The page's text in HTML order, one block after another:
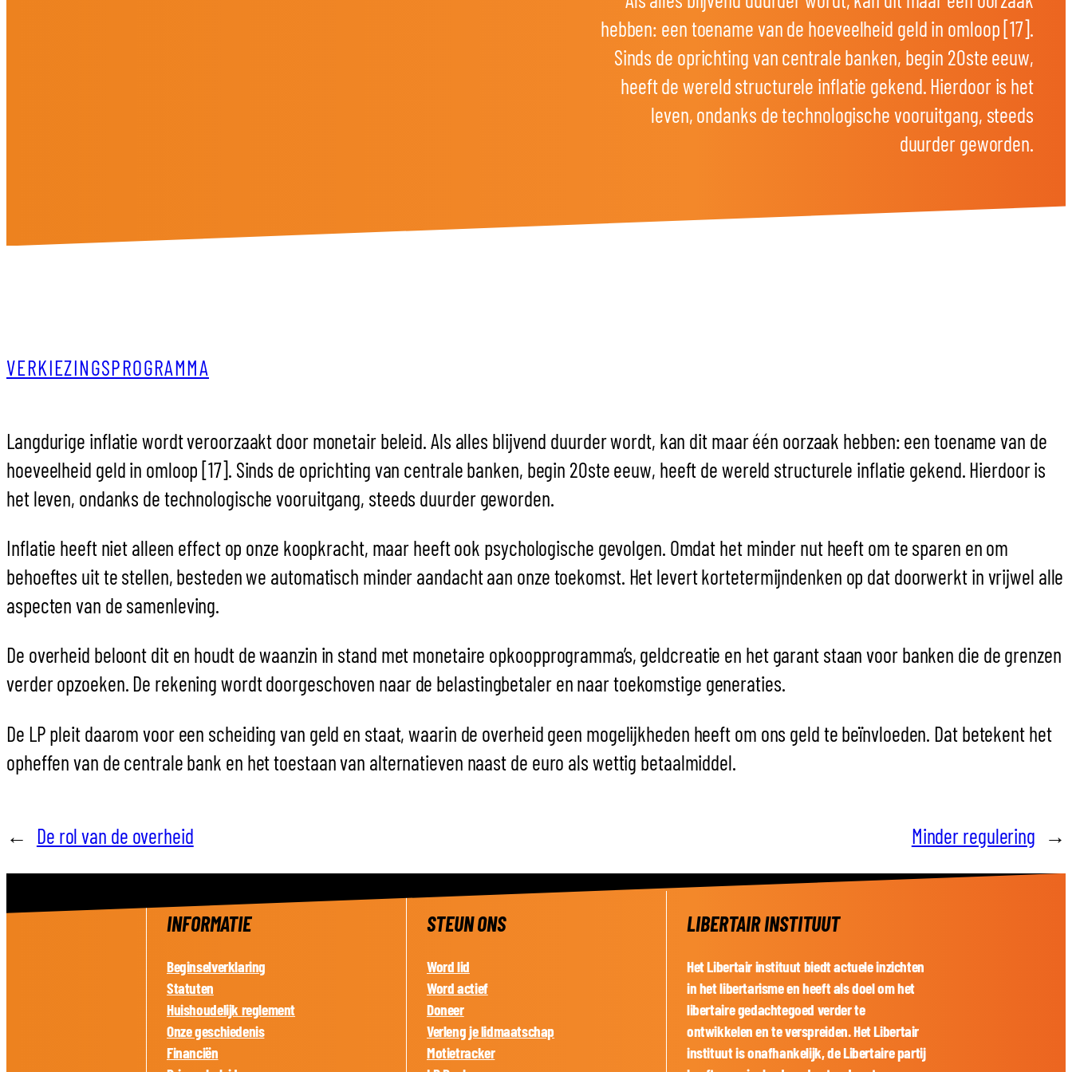
hebben: een toename van de hoeveelheid geld in omloop [17].
Sinds de oprichting van centrale banken, begin 20ste eeuw,
heeft de wereld structurele inflatie gekend. Hierdoor is het
leven, ondanks de technologische vooruitgang, steeds
duurder geworden.
VERKIEZINGSPROGRAMMA
Langdurige inflatie wordt veroorzaakt door monetair beleid. Als alles blijvend duurder wordt, kan dit maar één oorzaak hebben: een toename van de
hoeveelheid geld in omloop [17]. Sinds de oprichting van centrale banken, begin 20ste eeuw, heeft de wereld structurele inflatie gekend. Hierdoor is
het leven, ondanks de technologische vooruitgang, steeds duurder geworden.
Inflatie heeft niet alleen effect op onze koopkracht, maar heeft ook psychologische gevolgen. Omdat het minder nut heeft om te sparen en om
behoeftes uit te stellen, besteden we automatisch minder aandacht aan onze toekomst. Het levert kortetermijndenken op dat doorwerkt in vrijwel alle
aspecten van de samenleving.
De overheid beloont dit en houdt de waanzin in stand met monetaire opkoopprogramma’s, geldcreatie en het garant staan voor banken die de grenzen
verder opzoeken. De rekening wordt doorgeschoven naar de belastingbetaler en naar toekomstige generaties.
De LP pleit daarom voor een scheiding van geld en staat, waarin de overheid geen mogelijkheden heeft om ons geld te beïnvloeden. Dat betekent het
opheffen van de centrale bank en het toestaan van alternatieven naast de euro als wettig betaalmiddel.
← De rol van de overheid Minder regulering →
INFORMATIE
Beginselverklaring
Statuten
Huishoudelijk reglement
Onze geschiedenis
Financiën
STEUN ONS
Word lid
Word actief
Doneer
Verleng je lidmaatschap
Motietracker
LIBERTAIR INSTITUUT
Het Libertair instituut biedt actuele inzichten
in het libertarisme en heeft als doel om het
libertaire gedachtegoed verder te
ontwikkelen en te verspreiden. Het Libertair
instituut is onafhankelijk, de Libertaire partij